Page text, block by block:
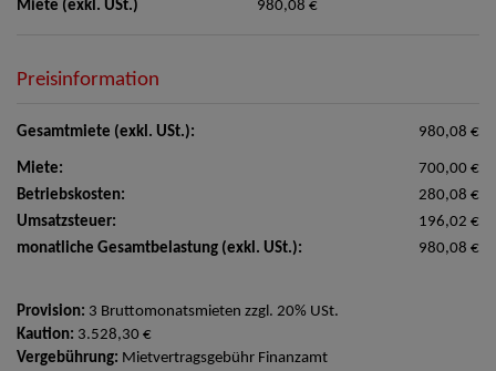
Miete (exkl. USt.) 980,08 €
Preisinformation
Gesamtmiete (exkl. USt.): 980,08 €
Miete:
700,00 €
Betriebskosten:
280,08 €
Umsatzsteuer:
196,02 €
monatliche Gesamtbelastung (exkl. USt.):
980,08 €
Provision: 3 Bruttomonatsmieten zzgl. 20% USt.
Kaution: 3.528,30 €
Vergebührung: Mietvertragsgebühr Finanzamt